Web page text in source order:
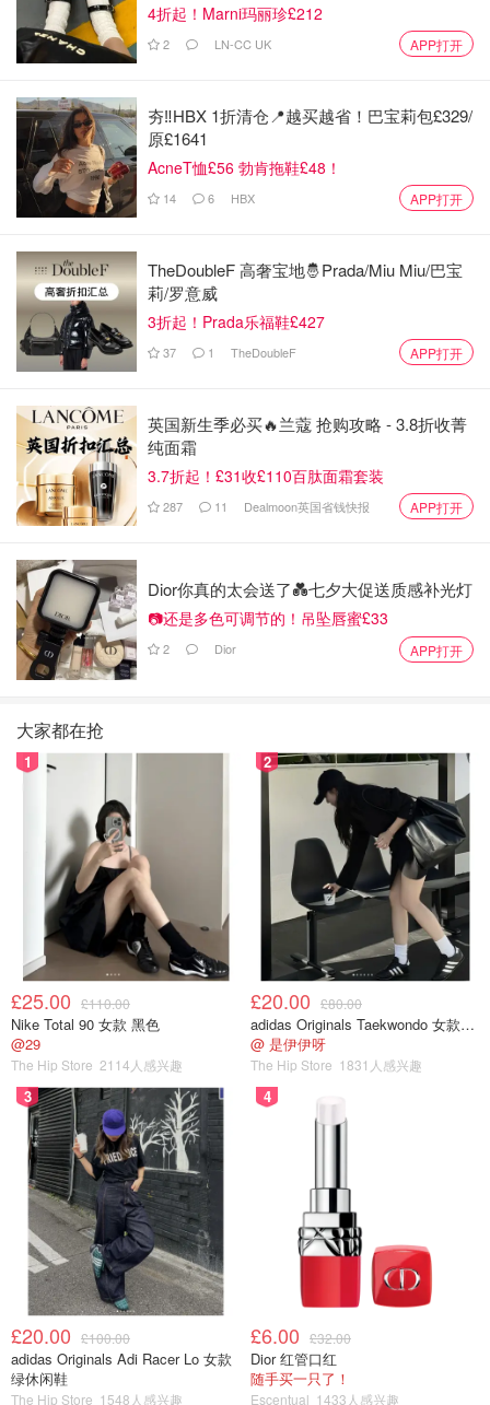
4折起！Marni玛丽珍£212
2 LN-CC UK APP打开
夯‼️HBX 1折清仓📍越买越省！巴宝莉包£329/
原£1641
AcneT恤£56 勃肯拖鞋£48！
14 6 HBX APP打开
TheDoubleF 高奢宝地🤴Prada/Miu Miu/巴宝
莉/罗意威
3折起！Prada乐福鞋£427
37 1 TheDoubleF APP打开
英国新生季必买🔥兰蔻 抢购攻略 - 3.8折收菁
纯面霜
3.7折起！£31收£110百肽面霜套装
287 11 Dealmoon英国省钱快报 APP打开
Dior你真的太会送了💑七夕大促送质感补光灯
📷还是多色可调节的！吊坠唇蜜£33
2 Dior APP打开
大家都在抢
1
£25.00 £110.00
Nike Total 90 女款 黑色
@29
The Hip Store 2114人感兴趣
2
£20.00 £80.00
adidas Originals Taekwondo 女款黑色运动鞋
@ 是伊伊呀
The Hip Store 1831人感兴趣
3
£20.00 £100.00
adidas Originals Adi Racer Lo 女款
绿休闲鞋
The Hip Store 1548人感兴趣
4
£6.00 £32.00
Dior 红管口红
随手买一只了！
Escentual 1433人感兴趣